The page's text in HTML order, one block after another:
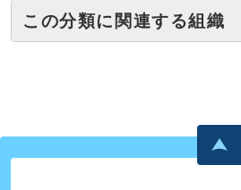
この分類に関連する組織